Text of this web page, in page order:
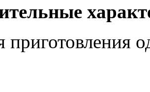
приготовления